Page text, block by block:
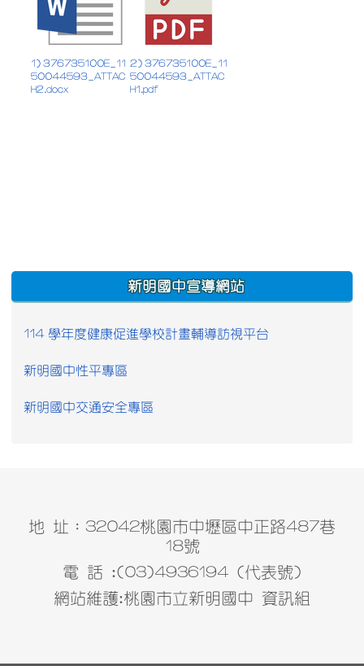
1) 376735100E_11
50044593_ATTAC
H2.docx
2) 376735100E_11
50044593_ATTAC
H1.pdf
:::
新明國中宣導網站
114 學年度健康促進學校計畫輔導訪視平台
新明國中性平專區
新明國中交通安全專區
地 址：32042桃園市中壢區中正路487巷
18號
電 話 :(03)4936194 (代表號)
網站維護:桃園市立新明國中 資訊組